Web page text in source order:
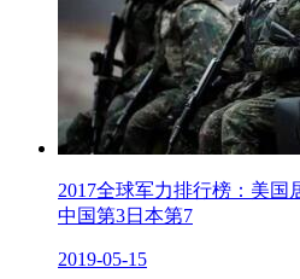
2017全球军力排行榜：美国
中国第3日本第7
2019-05-15